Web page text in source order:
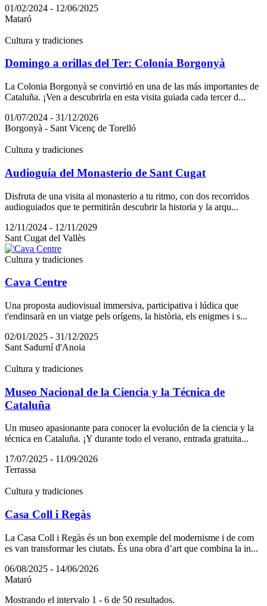
01/02/2024 - 12/06/2025
Mataró
Cultura y tradiciones
Domingo a orillas del Ter: Colonia Borgonyà
La Colonia Borgonyà se convirtió en una de las más importantes de
Cataluña. ¡Ven a descubrirla en esta visita guiada cada tercer d...
01/07/2024 - 31/12/2026
Borgonyà - Sant Vicenç de Torelló
Cultura y tradiciones
Audioguía del Monasterio de Sant Cugat
Disfruta de una visita al monasterio a tu ritmo, con dos recorridos
audioguiados que te permitirán descubrir la historia y la arqu...
12/11/2024 - 12/11/2029
Sant Cugat del Vallès
Cultura y tradiciones
Cava Centre
Una proposta audiovisual immersiva, participativa i lúdica que
t'endinsarà en un viatge pels orígens, la història, els enigmes i s...
02/01/2025 - 31/12/2025
Sant Sadurní d'Anoia
Cultura y tradiciones
Museo Nacional de la Ciencia y la Técnica de
Cataluña
Un museo apasionante para conocer la evolución de la ciencia y la
técnica en Cataluña. ¡Y durante todo el verano, entrada gratuita...
17/07/2025 - 11/09/2026
Terrassa
Cultura y tradiciones
Casa Coll i Regàs
La Casa Coll i Regàs és un bon exemple del modernisme i de com
es van transformar les ciutats. És una obra d’art que combina la in...
06/08/2025 - 14/06/2026
Mataró
Mostrando el intervalo 1 - 6 de 50 resultados.